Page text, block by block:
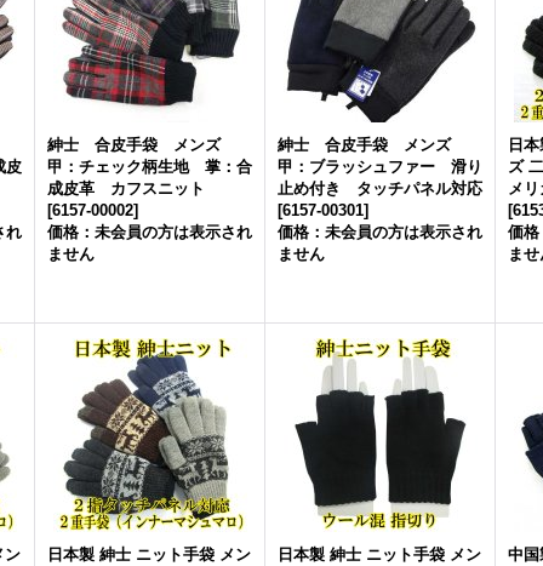
皮
れ
紳士 合皮手袋 メンズ
甲：チェック柄生地 掌：合
成皮革 カフスニット
[6157-00002]
価格：未会員の方は表示され
ません
紳士 合皮手袋 メンズ
甲：ブラッシュファー 滑り
止め付き タッチパネル対応
[6157-00301]
価格：未会員の方は表示され
ません
日
ズ
メ
[
価格
ま
ン
日本製 紳士 ニット手袋 メン
日本製 紳士 ニット手袋 メン
中